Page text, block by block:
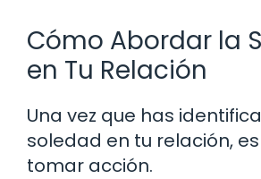
Cómo Abordar la
en Tu Relación
Una vez que has
soledad en tu relación,
tomar acción.